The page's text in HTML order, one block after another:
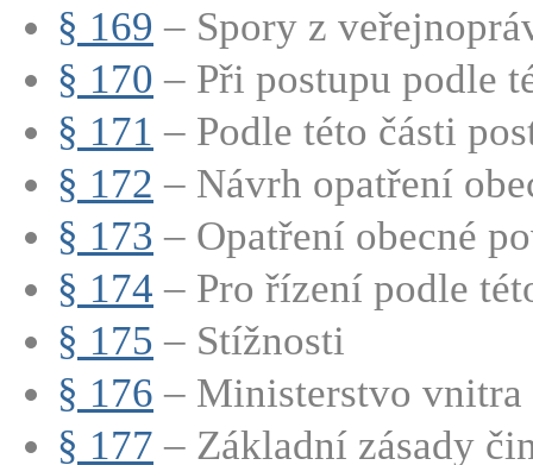
§ 169 – Spory z
§ 170 – Při postupu podle
§ 171 – Podle této části
§ 172 – Návrh opatření
§ 173 – Opatření obecné
§ 174 – Pro řízení podle
§ 175 – Stížnosti
§ 176 – Ministerstvo vnitra
§ 177 – Základní zásady